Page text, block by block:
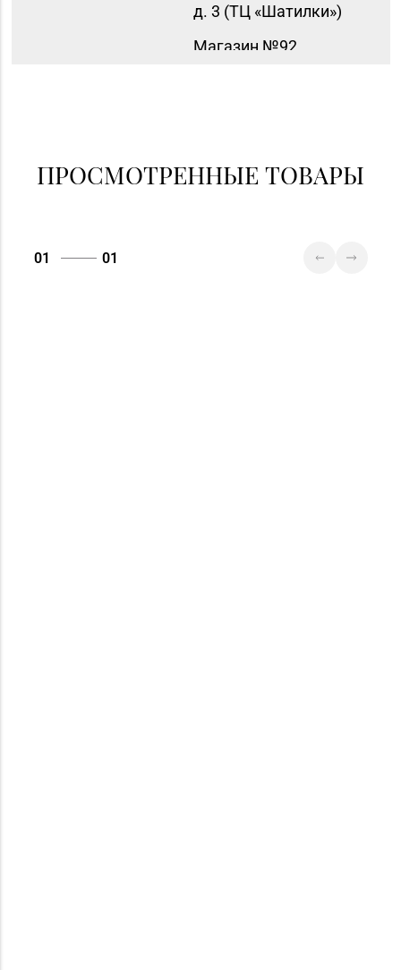
д. 3 (ТЦ «Шатилки»)
Магазин №92
ПРОСМОТРЕННЫЕ ТОВАРЫ
01 01